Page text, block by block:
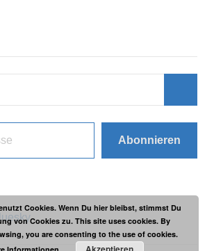
Abonnieren
Cookies. Wenn Du hier bleibst, stimmst Du
von Cookies zu. This site uses cookies. By
you are consenting to the use of cookies.